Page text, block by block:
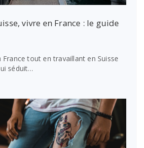
vivre en France : le guide
France tout en travaillant en Suisse
séduit…